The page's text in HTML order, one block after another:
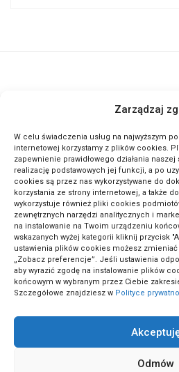
Zarządzaj
W celu świadczenia usług na najwyższym
internetowej korzystamy z plików cookies.
zapewnienie prawidłowego działania
realizację podstawowych jej funkcji, a po
cookies są przez nas wykorzystywane do
korzystania ze strony internetowej, a także
wykorzystuje również pliki cookies
zewnętrznych narzędzi analitycznych i
na instalowanie na Twoim urządzeniu
wskazanych wyżej kategorii kliknij przycisk
ustawienia plików cookies możesz
„Zobacz preferencje”. Jeśli ustawienia
aby wyrazić zgodę na instalowanie plików
końcowym w wybranym przez Ciebie
Szczegółowe znajdziesz w Polityce
Odmów
informacji na przeróżne tematy.
METODA ODWRÓCONEJ LEKCJI:
UCZNIÓW!